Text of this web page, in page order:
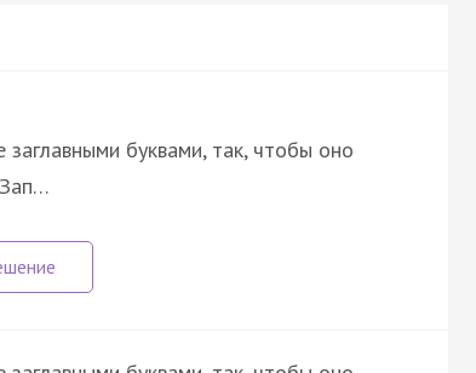
буквами, так, чтобы оно